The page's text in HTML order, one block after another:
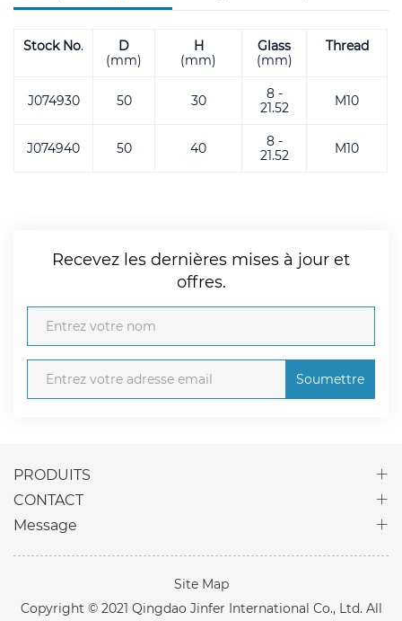
Stock No.
D
(mm)
H
(mm)
Glass
(mm)
Thread
J074930 50 30
8 -
21.52
M10
J074940 50 40
8 -
21.52
M10
Recevez les dernières mises à jour et
offres.
Soumettre
PRODUITS
CONTACT
Message
Site Map
Copyright © 2021 Qingdao Jinfer International Co., Ltd. All